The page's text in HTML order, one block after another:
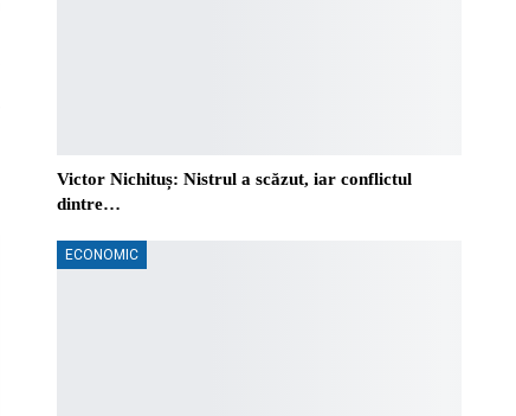
Victor Nichituș: Nistrul a scăzut, iar conflictul
dintre…
ECONOMIC